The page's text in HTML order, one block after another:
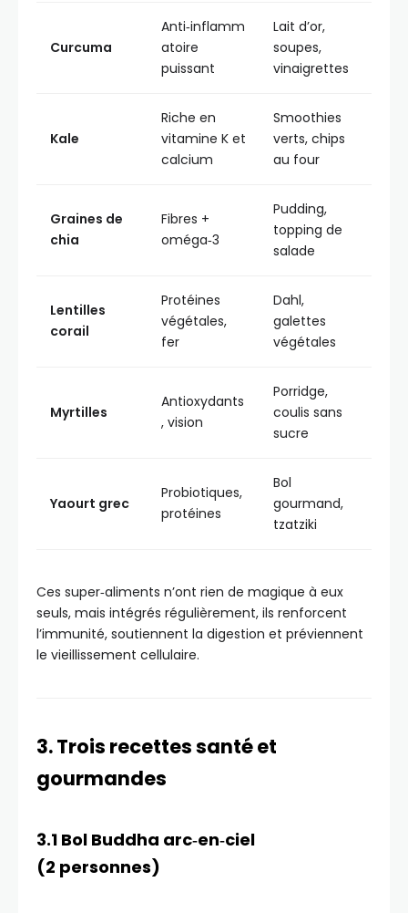
Curcuma
Anti‑inflamm
atoire
puissant
Lait d’or,
soupes,
vinaigrettes
Kale
Riche en
vitamine K et
calcium
Smoothies
verts, chips
au four
Graines de
chia
Fibres +
oméga‑3
Pudding,
topping de
salade
Lentilles
corail
Protéines
végétales,
fer
Dahl,
galettes
végétales
Myrtilles
Antioxydants
, vision
Porridge,
coulis sans
sucre
Yaourt grec
Probiotiques,
protéines
Bol
gourmand,
tzatziki
Ces super‑aliments n’ont rien de magique à eux
seuls, mais intégrés régulièrement, ils renforcent
l’immunité, soutiennent la digestion et préviennent
le vieillissement cellulaire.
3. Trois recettes santé et
gourmandes
3.1 Bol Buddha arc‑en‑ciel
(2 personnes)